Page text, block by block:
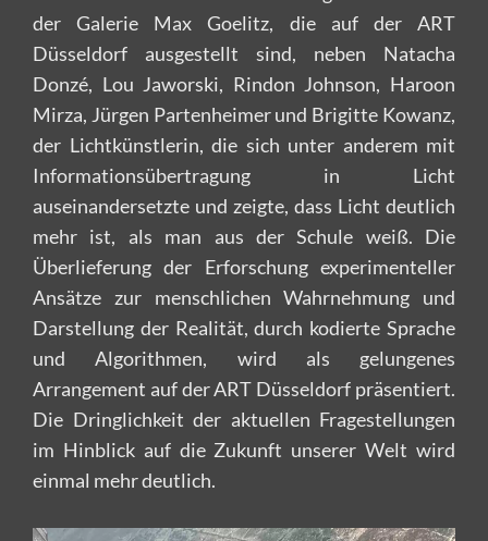
der Galerie Max Goelitz, die auf der ART
Düsseldorf ausgestellt sind, neben Natacha
Donzé, Lou Jaworski, Rindon Johnson, Haroon
Mirza, Jürgen Partenheimer und Brigitte Kowanz,
der Lichtkünstlerin, die sich unter anderem mit
Informationsübertragung in Licht
auseinandersetzte und zeigte, dass Licht deutlich
mehr ist, als man aus der Schule weiß. Die
Überlieferung der Erforschung experimenteller
Ansätze zur menschlichen Wahrnehmung und
Darstellung der Realität, durch kodierte Sprache
und Algorithmen, wird als gelungenes
Arrangement auf der ART Düsseldorf präsentiert.
Die Dringlichkeit der aktuellen Fragestellungen
im Hinblick auf die Zukunft unserer Welt wird
einmal mehr deutlich.